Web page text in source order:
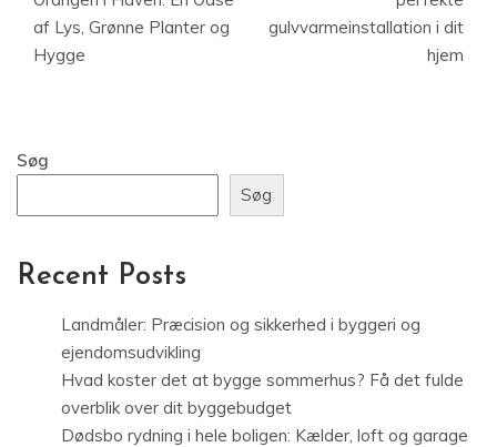
af Lys, Grønne Planter og
Hygge
gulvvarmeinstallation i dit
hjem
Søg
Søg
Recent Posts
Landmåler: Præcision og sikkerhed i byggeri og
ejendomsudvikling
Hvad koster det at bygge sommerhus? Få det fulde
overblik over dit byggebudget
Dødsbo rydning i hele boligen: Kælder, loft og garage